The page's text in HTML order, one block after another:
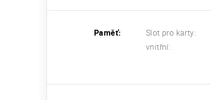
Paměť: Slot pro karty:
vnitřní: